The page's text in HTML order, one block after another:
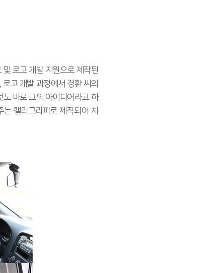
및 로고 개발 지원으로 제작된
고 개발 과정에서 경환 씨의
바로 그의 아이디어라고 하
는 캘리그라피로 제작되어 차